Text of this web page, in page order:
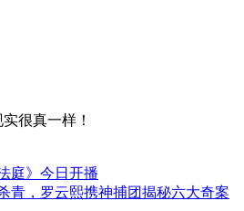
很真一样！
庭》今日开播
青，罗云熙携神捕团揭秘六大奇案